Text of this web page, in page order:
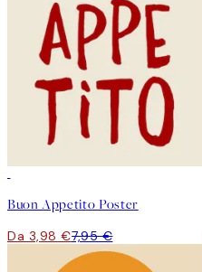
Buon Appetito Poster
Da 3,98 €7,95 €